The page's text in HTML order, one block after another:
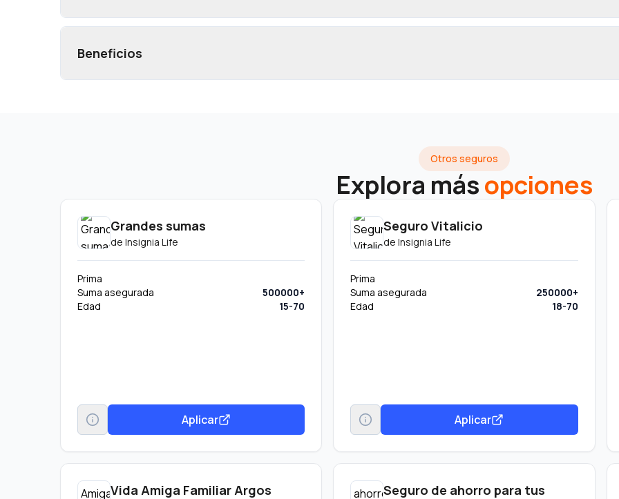
Beneficios
Otros seguros
Explora másopciones
Grandes sumas
de Insignia Life
Prima
Suma asegurada
500000+
Edad
15-70
Aplicar
Seguro Vitalicio
de Insignia Life
Prima
Suma asegurada
250000+
Edad
18-70
Aplicar
Vida Amiga Familiar Argos
Seguro de ahorro para tus